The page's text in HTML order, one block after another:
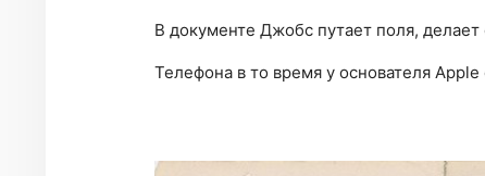
В документе Джобс путает поля,
Телефона в то время у основателя